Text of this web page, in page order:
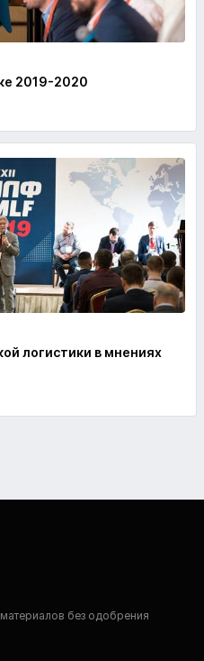
2019-2020
логистики в мнениях
без одобрения